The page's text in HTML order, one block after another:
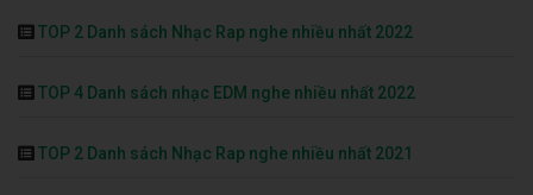
TOP 2 Danh sách Nhạc Rap nghe nhiều nhất 2022
TOP 4 Danh sách nhạc EDM nghe nhiều nhất 2022
TOP 2 Danh sách Nhạc Rap nghe nhiều nhất 2021